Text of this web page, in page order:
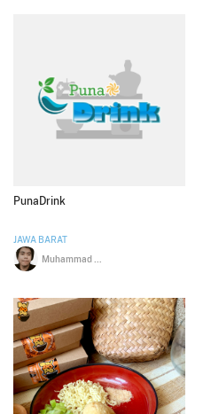
PunaDrink
JAWA BARAT